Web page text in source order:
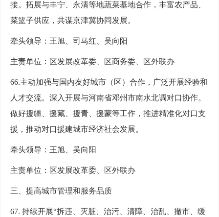
接。拓展与丰宁、永清等地蔬菜基地合作，丰富农产品、
菜篮子供应，共谋京津冀协同发展。
牵头领导：王旭、司马红、吴向阳
主责单位：区发展改革委、区商务委、区外联办
66.主动加强与国内友好城市（区）合作，广泛开展经验和
人才交流。深入开展与河南省邓州市南水北调对口协作。
做好援疆、援藏、援青、援蒙等工作，推进精准化对口支
援，推动对口援建城市经济社会发展。
牵头领导：王旭、吴向阳
主责单位：区发展改革委、区外联办
三、提高城市管理和服务品质
67. 持续开展“拆违、灭脏、治污、清障、治乱、撤市、缓